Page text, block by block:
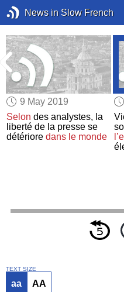
News in Slow French
9 May 2019
Selon des analystes, la
liberté de la presse se
détérioredans le monde
TEXT SIZE
aa AA